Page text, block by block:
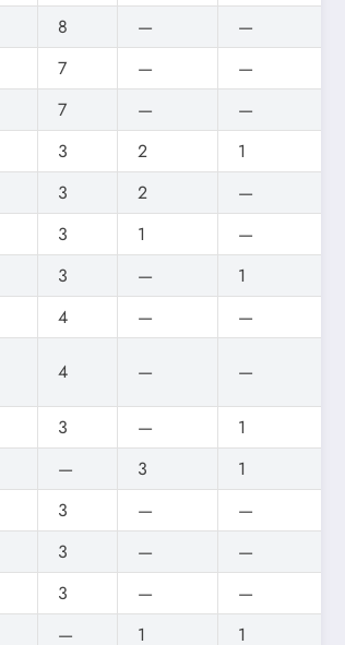
8 —
—
7 —
—
7 —
—
3 2
1
3 2
—
3 1
—
3 —
1
4 — —
4 — —
3 —
1
— 3
1
3 —
—
3 —
—
3 —
—
— 1 1